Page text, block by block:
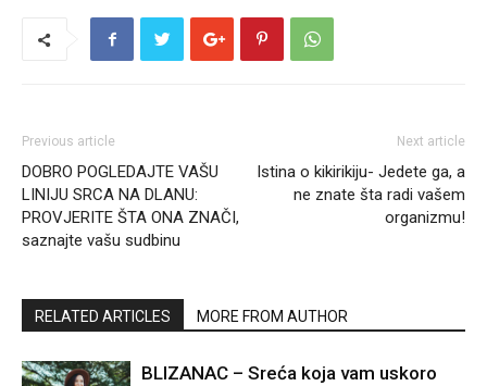
Previous article
DOBRO POGLEDAJTE VAŠU
LINIJU SRCA NA DLANU:
PROVJERITE ŠTA ONA ZNAČI,
saznajte vašu sudbinu
Next article
Istina o kikirikiju- Jedete ga, a
ne znate šta radi vašem
organizmu!
RELATED ARTICLES MORE FROM AUTHOR
BLIZANAC – Sreća koja vam uskoro